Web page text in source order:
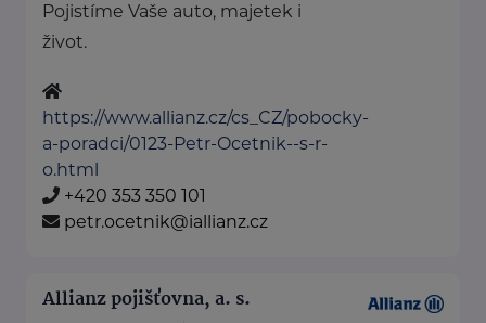
Pojistíme Vaše auto, majetek i
život.
https://www.allianz.cz/cs_CZ/pobocky-
a-poradci/0123-Petr-Ocetnik--s-r-
o.html
+420 353 350 101
petr.ocetnik@iallianz.cz
Allianz pojišťovna, a. s.